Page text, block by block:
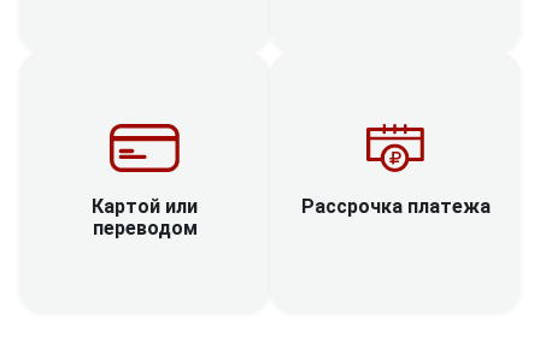
Картой или
переводом
Рассрочка платежа